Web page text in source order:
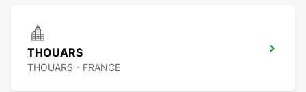
THOUARS
THOUARS - FRANCE